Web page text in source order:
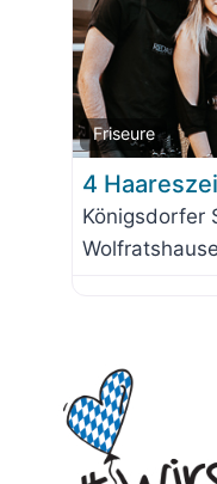
Friseure
4
Königsdorfer